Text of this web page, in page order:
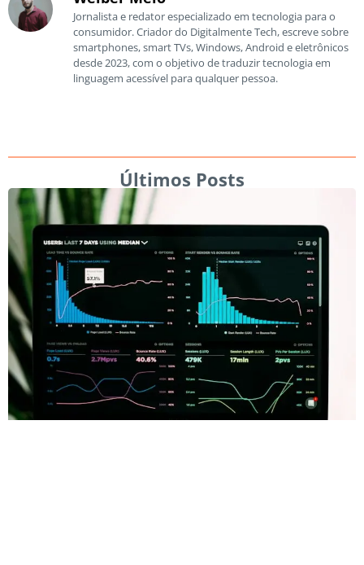
Jornalista e redator especializado em tecnologia para o
consumidor. Criador do Digitalmente Tech, escreve sobre
smartphones, smart TVs, Windows, Android e eletrônicos
desde 2023, com o objetivo de traduzir tecnologia em
linguagem acessível para qualquer pessoa.
Últimos Posts